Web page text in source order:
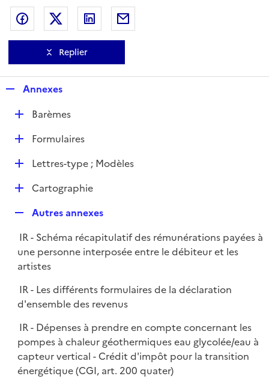
Partager sur Facebook
Partager sur Twitter
Partager sur LinkedIn
Replier
p
l
i
e
Annexes
DBarèmes
DFormulaires
D
e
r
Lettres-type ; Modèles
D
p
l
i
e
r
Cartographie
p
l
i
e
Autres annexes
IR - Schéma récapitulatif des rémunérations payées à
une personne interposée entre le débiteur et les
artistes
IR - Les différents formulaires de la déclaration
d'ensemble des revenus
IR - Dépenses à prendre en compte concernant les
pompes à chaleur géothermiques eau glycolée/eau à
capteur vertical - Crédit d'impôt pour la transition
énergétique (CGI, art. 200 quater)